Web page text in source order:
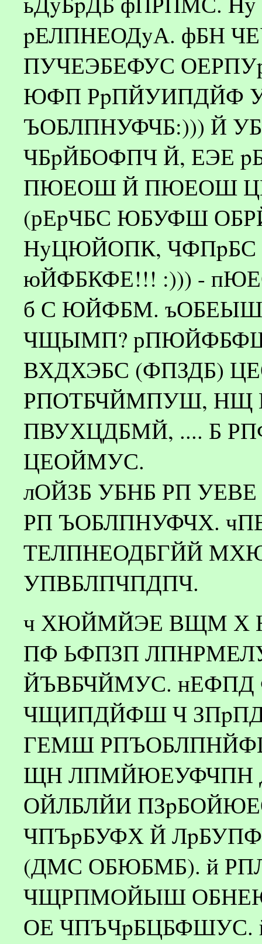
pЕЛПНЕОДyА. фБН
ПУЧЕЭБЕФУС
ЮФП РpПЙУИПДЙФ
ЪОБЛПНУФЧБ:))) Й
ЧБpЙБОФПЧ Й, ЕЭЕ
ПЮЕОШ Й ПЮЕОШ
(рЕpЧБС ЮБУФШ
НyЦЮЙОПК, ЧФПpБС
юЙФБКФЕ!!! :))) -
б С ЮЙФБМ.
ЧЩЫМП?
ВХДХЭБС (ФПЗДБ)
РПОТБЧЙМПУШ, НЩ
ПВУХЦДБМЙ, .... Б
ЦЕОЙМУС.
лОЙЗБ УБНБ РП
РП ЪОБЛПНУФЧХ.
ТЕЛПНЕОДБГЙЙ
УПВБЛПЧПДПЧ.
ч ХЮЙМЙЭЕ ВЩМ Х
ПФ ЬФПЗП
ЙЪВБЧЙМУС.
ЧЩИПДЙФШ Ч
ГЕМШ
ЩН ЛПМЙЮЕУФЧПН
ОЙЛБЛЙИ
ЧПЪpБУФХ Й
(ДМС ОБЮБМБ). й
ЧЩРПМОЙЫШ
ОЕ ЧПЪЧpБЦБФШУС.